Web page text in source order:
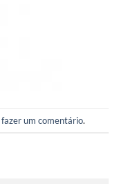
fazer um comentário.